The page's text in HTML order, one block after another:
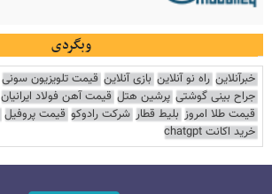
وبگردی
خبرآنلاین راه نو آنلاین بازی آنلاین قیمت تلویزیون سونی
جراح بینی گوشتی پرشین هتل قیمت آهن فولاد ایرانیان
قیمت طلا امروز بلیط قطار شرکت رادوکو قیمت پروفیل
خرید اکانت chatgpt